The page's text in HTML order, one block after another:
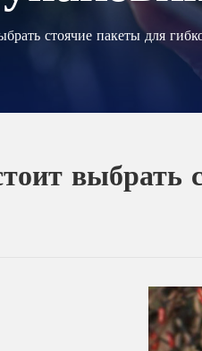
стоячие пакеты для
выбрать